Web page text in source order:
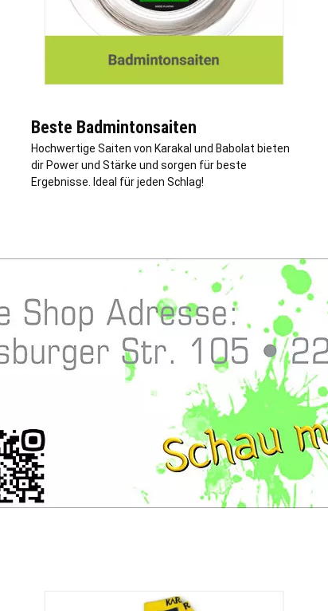
Beste Badmintonsaiten
Hochwertige Saiten von Karakal und Babolat bieten
dir Power und Stärke und sorgen für beste
Ergebnisse. Ideal für jeden Schlag!